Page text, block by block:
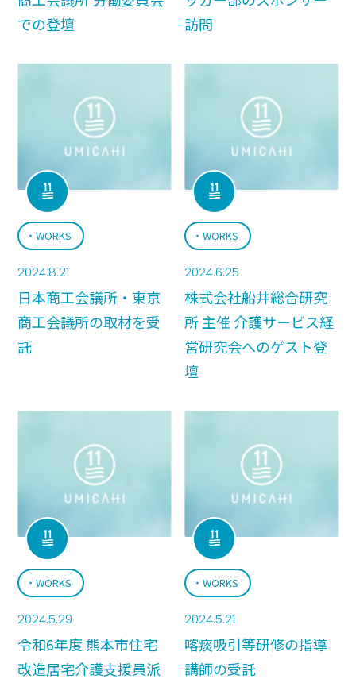
での登壇
訪問
WORKS
2024.8.21
日本商工会議所・東京
商工会議所の取材を受
託
WORKS
2024.6.25
株式会社船井総合研究
所 主催 介護サービス経
営研究会へのゲスト登
壇
WORKS
2024.5.29
令和6年度 熊本市住宅
改造居宅介護支援員派
WORKS
2024.5.21
喀痰吸引等研修の指導
講師の受託